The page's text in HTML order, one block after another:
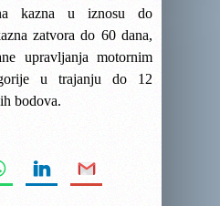
kazna u iznosu do
zatvora do 60 dana,
upravljanja motornim
u trajanju do 12
bodova.